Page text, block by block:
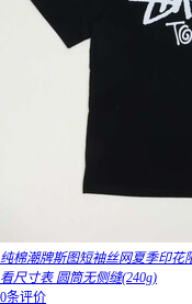
纯棉潮牌斯图短袖丝网夏季印花
看尺寸表 圆筒无侧缝(240g)
0条评价